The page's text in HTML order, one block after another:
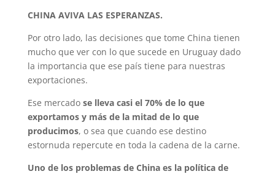
CHINA AVIVA LAS ESPERANZAS.
Por otro lado, las decisiones que tome China tienen
mucho que ver con lo que sucede en Uruguay dado
la importancia que ese país tiene para nuestras
exportaciones.
Ese mercado se lleva casi el 70% de lo que
exportamos y más de la mitad de lo que
producimos, o sea que cuando ese destino
estornuda repercute en toda la cadena de la carne.
Uno de los problemas de China es la política de